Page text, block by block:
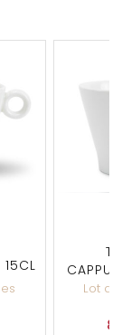
15CL
Lot